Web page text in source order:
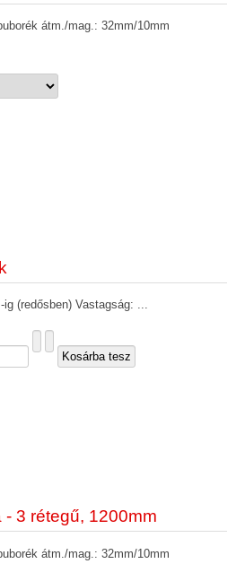
átm./mag.: 32mm/10mm
(redősben) Vastagság: ...
3 rétegű, 1200mm
átm./mag.: 32mm/10mm